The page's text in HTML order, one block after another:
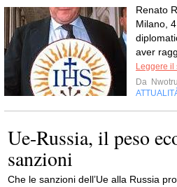
Renato
Milano,
aver
Leggere il
Da
Ue-Russia, il peso
sanzioni
Che le sanzioni dell’Ue alla Russia